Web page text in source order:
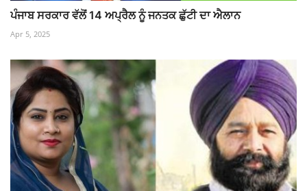
ਪੰਜਾਬ ਸਰਕਾਰ ਵੱਲੋਂ 14 ਅਪ੍ਰੈਲ ਨੂੰ ਜਨਤਕ ਛੁੱਟੀ ਦਾ ਐਲਾਨ
Apr 5, 2025